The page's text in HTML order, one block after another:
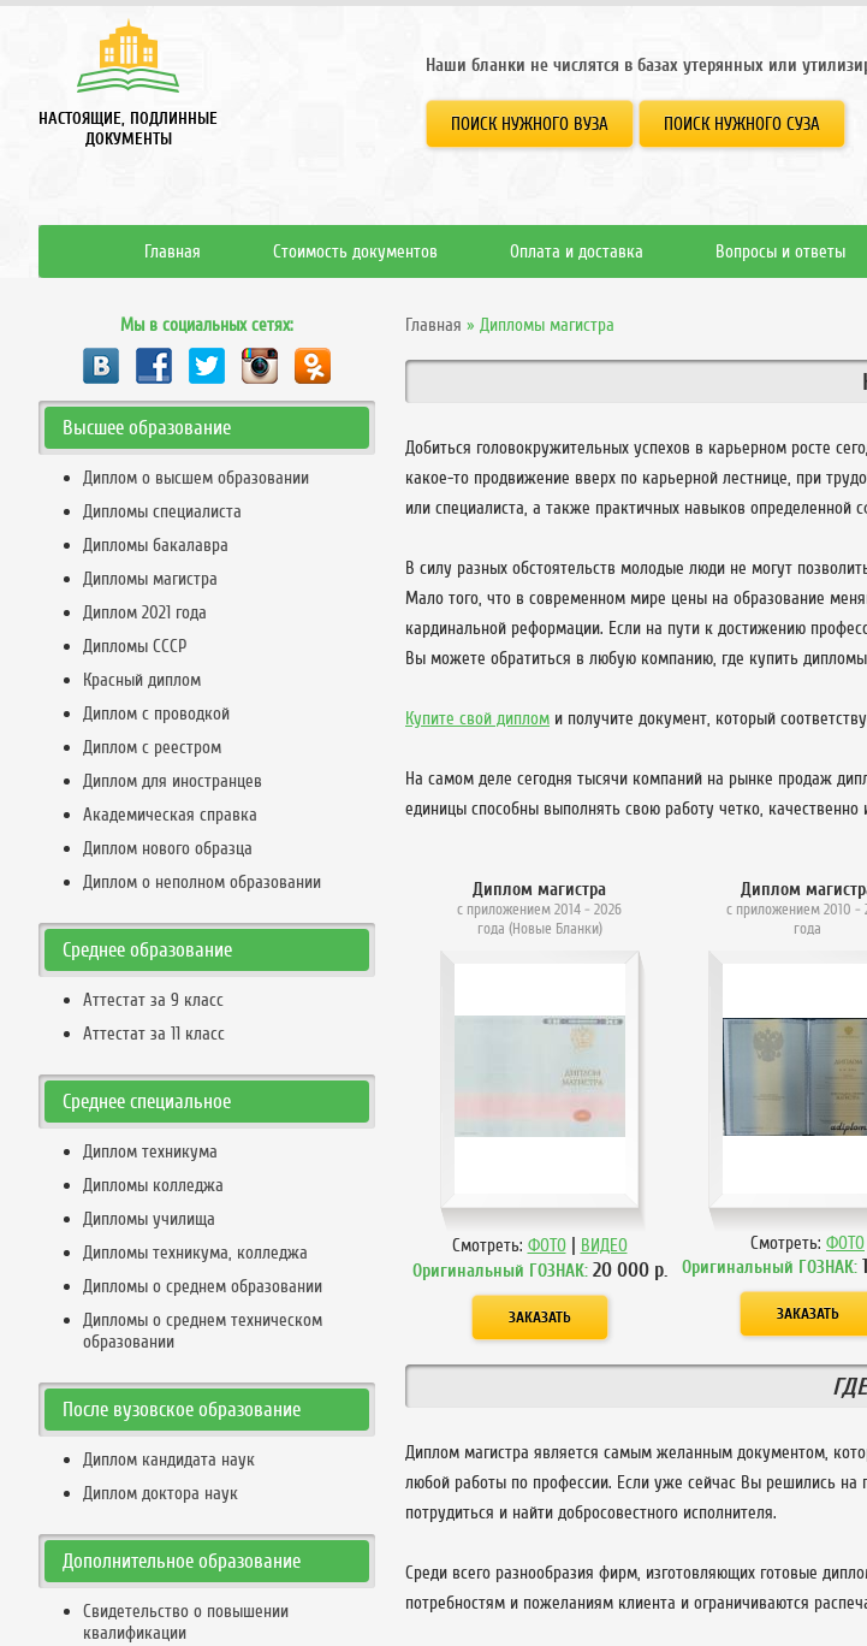
НАСТОЯЩИЕ, ПОДЛИННЫЕ
ДОКУМЕНТЫ
Наши бланки не числятся в базах утерянных или
ПОИСК НУЖНОГО ВУЗА ПОИСК НУЖНОГО СУЗА
Главная Стоимость документов Оплата и доставка Вопросы и ответы
Главная » Дипломы магистра
Добиться головокружительных успехов в карьерном росте
какое-то продвижение вверх по карьерной лестнице, при
или специалиста, а также практичных навыков определенной
В силу разных обстоятельств молодые люди не могут
Мало того, что в современном мире цены на образование
кардинальной реформации. Если на пути к достижению
Вы можете обратиться в любую компанию, где купить
Купите свой диплом и получите документ, который
На самом деле сегодня тысячи компаний на рынке продаж
единицы способны выполнять свою работу четко, качественно
Диплом магистра
с приложением 2014 - 2026
года (Новые Бланки)
Смотреть: ФОТО | ВИДЕО
Оригинальный ГОЗНАК: 20 000р.
Диплом
с приложением 2010 -
года
Смотреть: ФОТО
Оригинальный ГОЗНАК:
Диплом магистра является самым желанным документом,
любой работы по профессии. Если уже сейчас Вы решились на
потрудиться и найти добросовестного исполнителя.
Среди всего разнообразия фирм, изготовляющих готовые
потребностям и пожеланиям клиента и ограничиваются
Мы в социальных сетях:
Высшее образование
Диплом о высшем образовании
Дипломы специалиста
Дипломы бакалавра
Дипломы магистра
Диплом 2021 года
Дипломы СССР
Красный диплом
Диплом с проводкой
Диплом с реестром
Диплом для иностранцев
Академическая справка
Диплом нового образца
Диплом о неполном образовании
Среднее образование
Аттестат за 9 класс
Аттестат за 11 класс
Среднее специальное
Диплом техникума
Дипломы колледжа
Дипломы училища
Дипломы техникума, колледжа
Дипломы о среднем образовании
Дипломы о среднем техническом
образовании
После вузовское образование
Диплом кандидата наук
Диплом доктора наук
Дополнительное образование
Свидетельство о повышении
квалификации